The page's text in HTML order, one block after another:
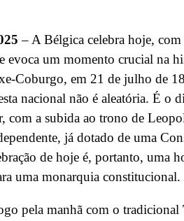
– A Bélgica celebra hoje,
evoca um momento crucial na
Coburgo, em 21 de julho de
nacional não é aleatória. É
com a subida ao trono de
já dotado de uma
de hoje é, portanto, uma
uma monarquia constitucional.
pela manhã com o tradicional